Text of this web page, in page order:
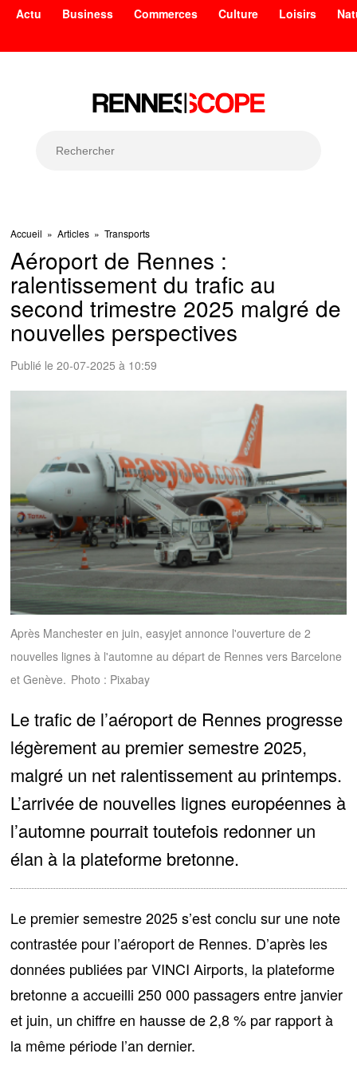
Actu Business Commerces Culture Loisirs
Accueil »Articles »Transports
Aéroport de Rennes :
ralentissement du trafic au
second trimestre 2025 malgré de
nouvelles perspectives
Publié le 20-07-2025 à 10:59
Après Manchester en juin, easyjet annonce l'ouverture de 2
nouvelles lignes à l'automne au départ de Rennes vers Barcelone
et Genève. Photo : Pixabay
Le trafic de l’aéroport de Rennes progresse
légèrement au premier semestre 2025,
malgré un net ralentissement au printemps.
L’arrivée de nouvelles lignes européennes à
l’automne pourrait toutefois redonner un
élan à la plateforme bretonne.
Le premier semestre 2025 s’est conclu sur une note
contrastée pour l’aéroport de Rennes. D’après les
données publiées par VINCI Airports, la plateforme
bretonne a accueilli 250 000 passagers entre janvier
et juin, un chiffre en hausse de 2,8 % par rapport à
la même période l’an dernier.